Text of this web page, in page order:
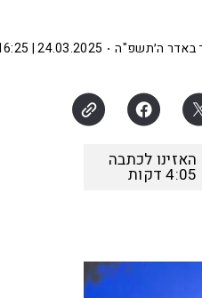
באדר ה׳תשפ"ה 24.03.2025 | 16:25
האזינו לכתבה
4:05דקות